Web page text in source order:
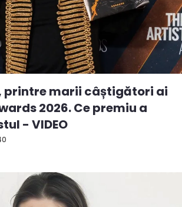
printre marii câștigători ai
2026. Ce premiu a
- VIDEO